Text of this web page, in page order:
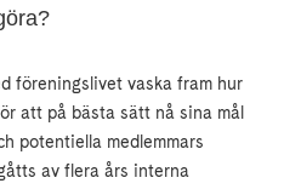
föreningslivet vaska fram hur
att på bästa sätt nå sina mål
potentiella medlemmars
av flera års interna